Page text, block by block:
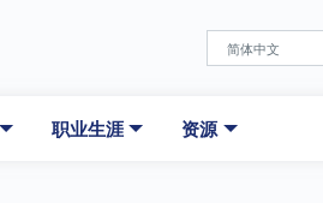
职业生涯 资源